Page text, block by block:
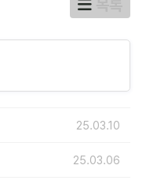
25.03.10
25.03.06